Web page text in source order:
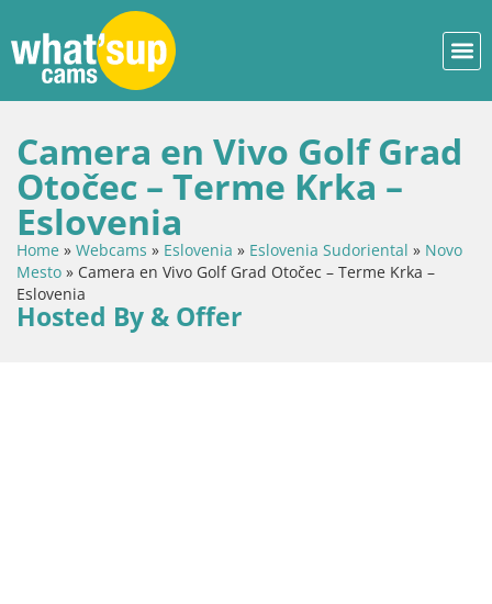
Camera en Vivo Golf Grad
Otočec – Terme Krka –
Eslovenia
Home » Webcams » Eslovenia » Eslovenia Sudoriental » Novo
Mesto » Camera en Vivo Golf Grad Otočec – Terme Krka –
Eslovenia
Hosted By & Offer